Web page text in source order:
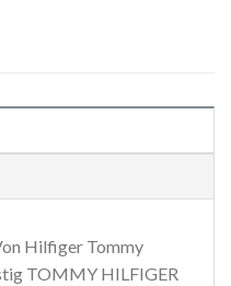
Hilfiger Tommy
TOMMY HILFIGER